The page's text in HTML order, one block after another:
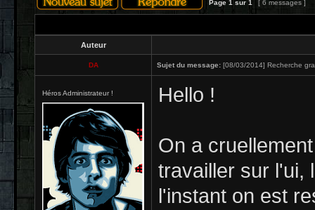
Page 1 sur 1 [ 6 messages ]
Auteur
DA Sujet du message: [08/03/2014] Recherche
Héros Administrateur ! Hello !
On a
travailler sur l'ui,
l'instant on est